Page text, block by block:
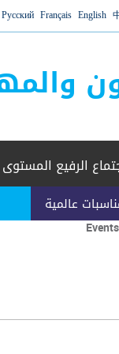
English
Français
Русский
عالمية
الرفيع المستوى
التبويب النشطة)